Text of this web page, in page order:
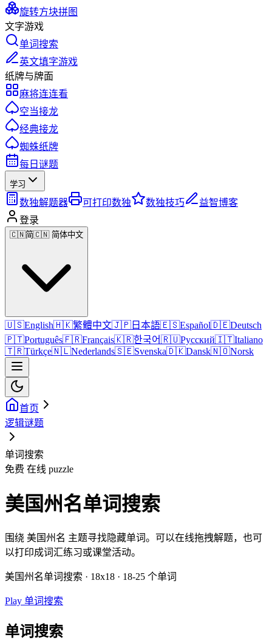
旋转方块拼图
文字游戏
单词搜索
英文填字游戏
纸牌与牌面
麻将连连看
空当接龙
经典接龙
蜘蛛纸牌
每日谜题
学习
数独解题器 可打印数独 数独技巧
益智博客
登录
🇨🇳简🇨🇳 简体中文
🇺🇸English🇭🇰繁體中文🇯🇵 日本語🇪🇸Español🇩🇪Deutsch
🇵🇹Português🇫🇷Français🇰🇷한국어🇷🇺Русский🇮🇹Italiano
🇹🇷Türkçe🇳🇱Nederlands🇸🇪Svenska🇩🇰Dansk🇳🇴Norsk
首页
逻辑谜题
单词搜索
免费 在线 puzzle
美国州名单词搜索
围绕 美国州名 主题寻找隐藏单词。可以在线拖拽解题，也可
以打印成词汇练习或课堂活动。
美国州名单词搜索 · 18x18 · 18-25 个单词
Play 单词搜索
单词搜索